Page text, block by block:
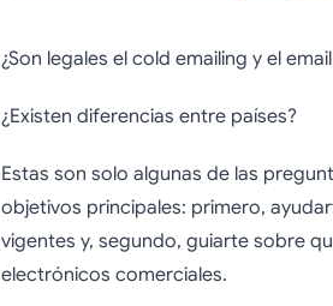
¿Son legales el cold emailing y el
¿Existen diferencias entre países?
Estas son solo algunas de las
objetivos principales: primero,
vigentes y, segundo, guiarte sobre
electrónicos comerciales.